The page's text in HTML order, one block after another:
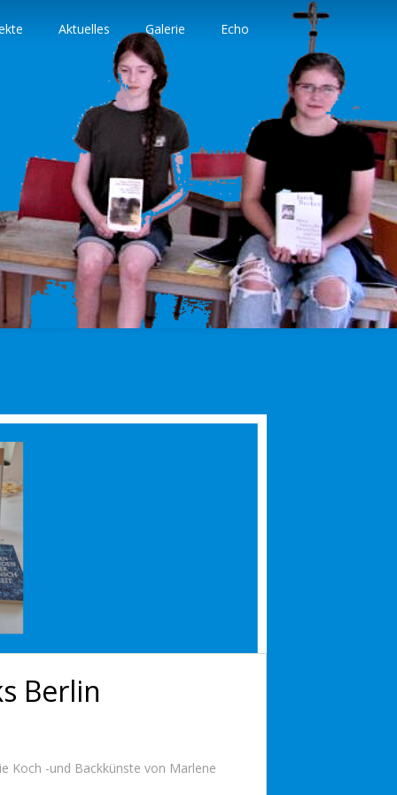
Aktuelles Galerie Echo
Berlin
Koch -und Backkünste von Marlene